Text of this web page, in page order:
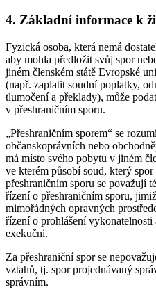
4. Základní informace k
Fyzická osoba, která nemá
aby mohla předložit svůj spor
jiném členském státě Evropské
(např. zaplatit soudní poplatky,
tlumočení a překlady), může
v přeshraničním sporu.
„Přeshraničním sporem“ se
občanskoprávních nebo
má místo svého pobytu v jiném
ve kterém působí soud, který
přeshraničním sporu se považují
řízení o přeshraničním sporu,
mimořádných opravných
řízení o prohlášení
exekuční.
Za přeshraniční spor se
vztahů, tj. spor projednávaný
správním.